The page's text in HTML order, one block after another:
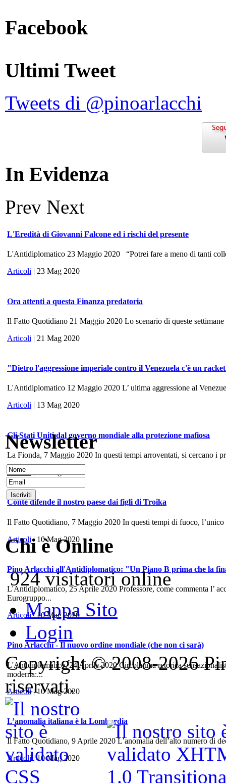
Facebook
Ultimi Tweet
Tweets di @pinoarlacchi
In Evidenza
Prev Next
L'Eredità di Giovanni Falcone ed i rischi del presente
L'Antidiplomatico 23 Maggio 2020 “Potrei fare a meno di tanti
Articoli | 23 Mag 2020
Ora attenti a questa Finanza predatoria
Il Fatto Quotidiano 21 Maggio 2020 Lo scenario di queste
Articoli | 21 Mag 2020
"Dietro l'aggressione imperiale contro il Venezuela c'è un
L'Antidiplomatico 12 Maggio 2020 L’ ultima aggressione al
Articoli | 13 Mag 2020
Gli Stati Uniti dal governo mondiale alla protezione mafiosa
La Fionda, 7 Maggio 2020 In questi tempi arroventati, si cercano i
Articoli
Conte difende il nostro paese dai figli di Troika
Il Fatto Quotidiano, 7 Maggio 2020 In questi tempi di fuoco,
Articoli| 10 Mag 2020
Pino Arlacchi all'Antidiplomatico: "Un Piano B prima che la
L'Antidiplomatico, 25 Aprile 2020 Professore, come commenta l’
Eurogruppo...
Articoli| 10 Mag 2020
Pino Arlacchi - Il nuovo ordine mondiale (che non ci sarà)
L'Antidiplomatico, 24 Aprile 2020 Circola una retorica
moderna:...
Articoli| 10 Mag 2020
L’anomalia italiana è la Lombardia
Il Fatto Quotidiano, 9 Aprile 2020 L’anomalia dell’alto numero di
Articoli| 10 Mag 2020
Newsletter
Chi è Online
924 visitatori online
Mappa Sito
Login
Copyright © 2008-2026
riservati.